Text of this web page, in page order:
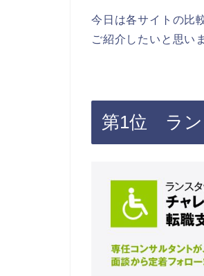
今日は各サイトの比
ご紹介したいと思い
第1位 ラン